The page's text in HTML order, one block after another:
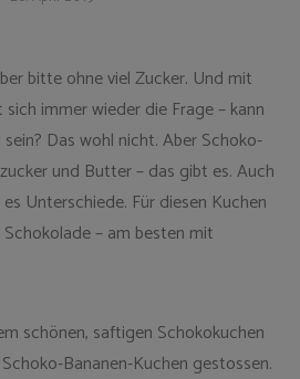
bitte ohne viel Zucker. Und mit
immer wieder die Frage – kann
Das wohl nicht. Aber Schoko-
und Butter – das gibt es. Auch
Unterschiede. Für diesen Kuchen
– am besten mit
schönen, saftigen Schokokuchen
Bananen-Kuchen gestossen.